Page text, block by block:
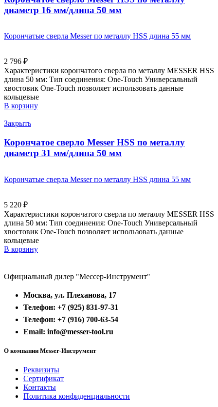
диаметр 16 мм/длина 50 мм
Корончатые сверла Messer по металлу HSS длина 55 мм
2 796 ₽
Характеристики корончатого сверла по металлу MESSER HSS
длина 50 мм: Тип соединения: One-Touch Универсальный
хвостовик Оne-Touch позволяет использовать данные
кольцевые
В корзину
Закрыть
Корончатое сверло Messer HSS по металлу
диаметр 31 мм/длина 50 мм
Корончатые сверла Messer по металлу HSS длина 55 мм
5 220 ₽
Характеристики корончатого сверла по металлу MESSER HSS
длина 50 мм: Тип соединения: One-Touch Универсальный
хвостовик Оne-Touch позволяет использовать данные
кольцевые
В корзину
Официальный дилер "Мессер-Инструмент"
Москва, ул. Плеханова, 17
Телефон: +7 (925) 831-97-31
Телефон: +7 (916) 700-63-54
Email: info@messer-tool.ru
О компании Messer-Инструмент
Реквизиты
Сертификат
Контакты
Политика конфиденциальности